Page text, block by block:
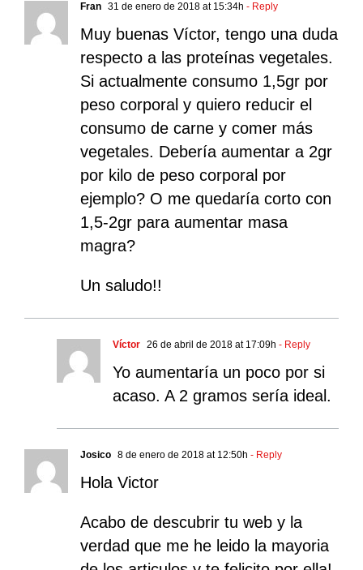
Fran 31 de enero de 2018 at 15:34h - Reply
Muy buenas Víctor, tengo una duda
respecto a las proteínas vegetales.
Si actualmente consumo 1,5gr por
peso corporal y quiero reducir el
consumo de carne y comer más
vegetales. Debería aumentar a 2gr
por kilo de peso corporal por
ejemplo? O me quedaría corto con
1,5-2gr para aumentar masa
magra?
Un saludo!!
Víctor 26 de abril de 2018 at 17:09h - Reply
Yo aumentaría un poco por si
acaso. A 2 gramos sería ideal.
Josico 8 de enero de 2018 at 12:50h - Reply
Hola Victor
Acabo de descubrir tu web y la
verdad que me he leido la mayoria